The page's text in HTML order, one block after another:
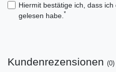
Hiermit bestätige ich, dass ich
gelesen habe. *
Kundenrezensionen (0)